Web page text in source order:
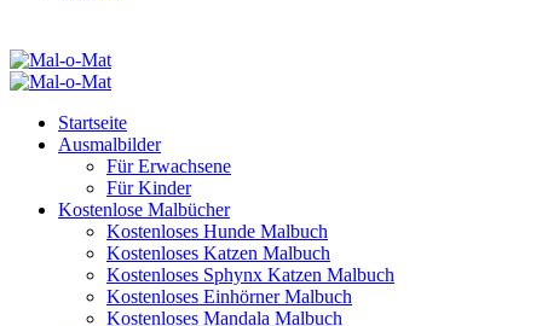
Startseite
Ausmalbilder
Für Erwachsene
Für Kinder
Kostenlose Malbücher
Kostenloses Hunde Malbuch
Kostenloses Katzen Malbuch
Kostenloses Sphynx Katzen Malbuch
Kostenloses Einhörner Malbuch
Kostenloses Mandala Malbuch